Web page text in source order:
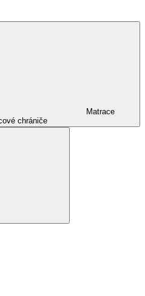
Matrace
chrániče